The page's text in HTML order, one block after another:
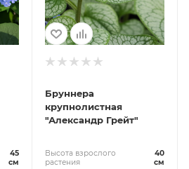
45
см
Бруннера
крупнолистная
"Александр Грейт"
Высота взрослого
растения
40
см